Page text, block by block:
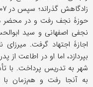
حوزۀ نجف رفت و در محضر
اجازۀ اجتهاد گرفت.
بپردازد، اما او در اطاعت
به آنجا رفت و هم‌زمان